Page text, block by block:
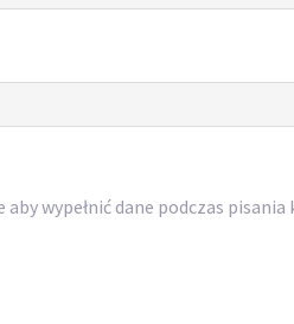
wypełnić dane podczas